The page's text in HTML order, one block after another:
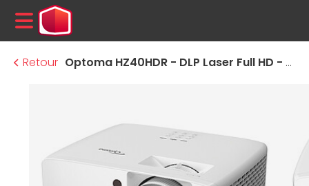
MENU
Retour
Optoma HZ40HDR - DLP Laser Full HD - 4000 Lumens